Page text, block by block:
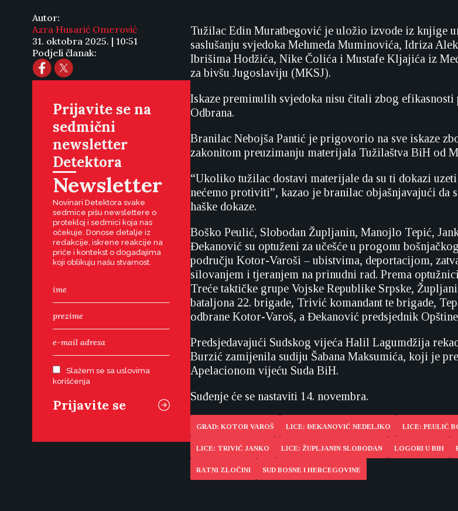
Autor:
Azra Husarić Omerović
31. oktobra 2025. | 10:51
Podjeli članak:
Prijavite se na
sedmični
newsletter
Detektora
Newsletter
Novinari Detektora svake
sedmice pišu newslettere o
protekloj i sedmici koja nas
očekuje. Donose detalje iz
redakcije, iskrene reakcije na
priče i kontekst o događajima
koji oblikuju našu stvarnost.
Slažem se sa uslovima
korišćenja
Tužilac Edin Muratbegović je uložio izvode iz knjige
saslušanju svjedoka Mehmeda Muminovića, Idriza
Ibrišima Hodžića, Nike Čolića i Mustafe Kljajića iz
za bivšu Jugoslaviju (MKSJ).
Iskaze preminulih svjedoka nisu čitali zbog efikasnosti
Odbrana.
Branilac Nebojša Pantić je prigovorio na sve iskaze
zakonitom preuzimanju materijala Tužilaštva BiH od
“Ukoliko tužilac dostavi materijale da su ti dokazi
nećemo protiviti”, kazao je branilac objašnjavajući da
haške dokaze.
Boško Peulić, Slobodan Župljanin, Manojlo Tepić,
Đekanović su optuženi za učešće u progonu
području Kotor-Varoši – ubistvima, deportacijom,
silovanjem i tjeranjem na prinudni rad. Prema
Treće taktičke grupe Vojske Republike Srpske,
bataljona 22. brigade, Trivić komandant te brigade,
odbrane Kotor-Varoš, a Đekanović predsjednik
Predsjedavajući Sudskog vijeća Halil Lagumdžija
Burzić zamijenila sudiju Šabana Maksumića, koji je
Apelacionom vijeću Suda BiH.
Suđenje će se nastaviti 14. novembra.
GRAD: KOTOR VAROŠ LICE: ĐEKANOVIĆ NEDELJKO LICE: PEULIĆ
LICE: TRIVIĆ JANKO LICE: ŽUPLJANIN SLOBODAN LOGORI U BIH
RATNI ZLOČINI SUD BOSNE I HERCEGOVINE